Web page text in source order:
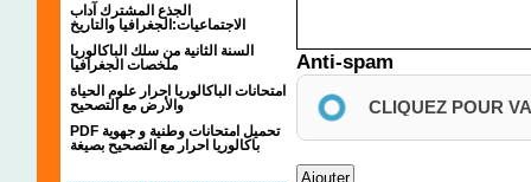
الجذع المشترك آداب
الاجتماعيات:الجغرافيا والتاريخ
السنة الثانية من سلك الباكالوريا
ملخصات الجغرافيا
امتحانات الباكالوريا احرار علوم الحياة
والأرض مع التصحيح
PDF تحميل امتحانات وطنية و جهوية
باكالوريا احرار مع التصحيح بصيغة
Anti-spam
CLIQUEZ POUR